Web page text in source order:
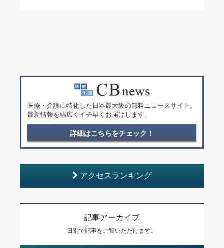
医療・介護に特化した日本最大級の無料ニュースサイト。
最新情報を幅広くイチ早くお届けします。
詳細はこちらをチェック！
アクセスランキング
記事アーカイブ
日別で記事をご覧いただけます。